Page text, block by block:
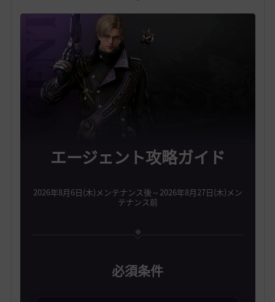
エージェント攻略ガイド
2026年8月6日(木)メンテナンス後～2026年8月27日(木)メン
テナンス前
必須条件